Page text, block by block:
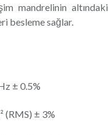
mandrelinin altındaki
besleme sağlar.
± 0.5%
(RMS) ± 3%